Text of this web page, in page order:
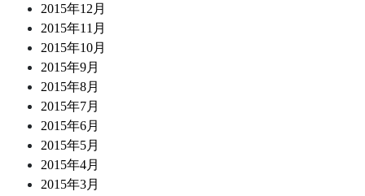
2015年12月
2015年11月
2015年10月
2015年9月
2015年8月
2015年7月
2015年6月
2015年5月
2015年4月
2015年3月